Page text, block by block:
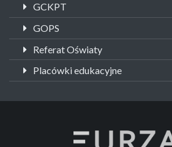
GCKPT
GOPS
Referat Oświaty
Placówki edukacyjne